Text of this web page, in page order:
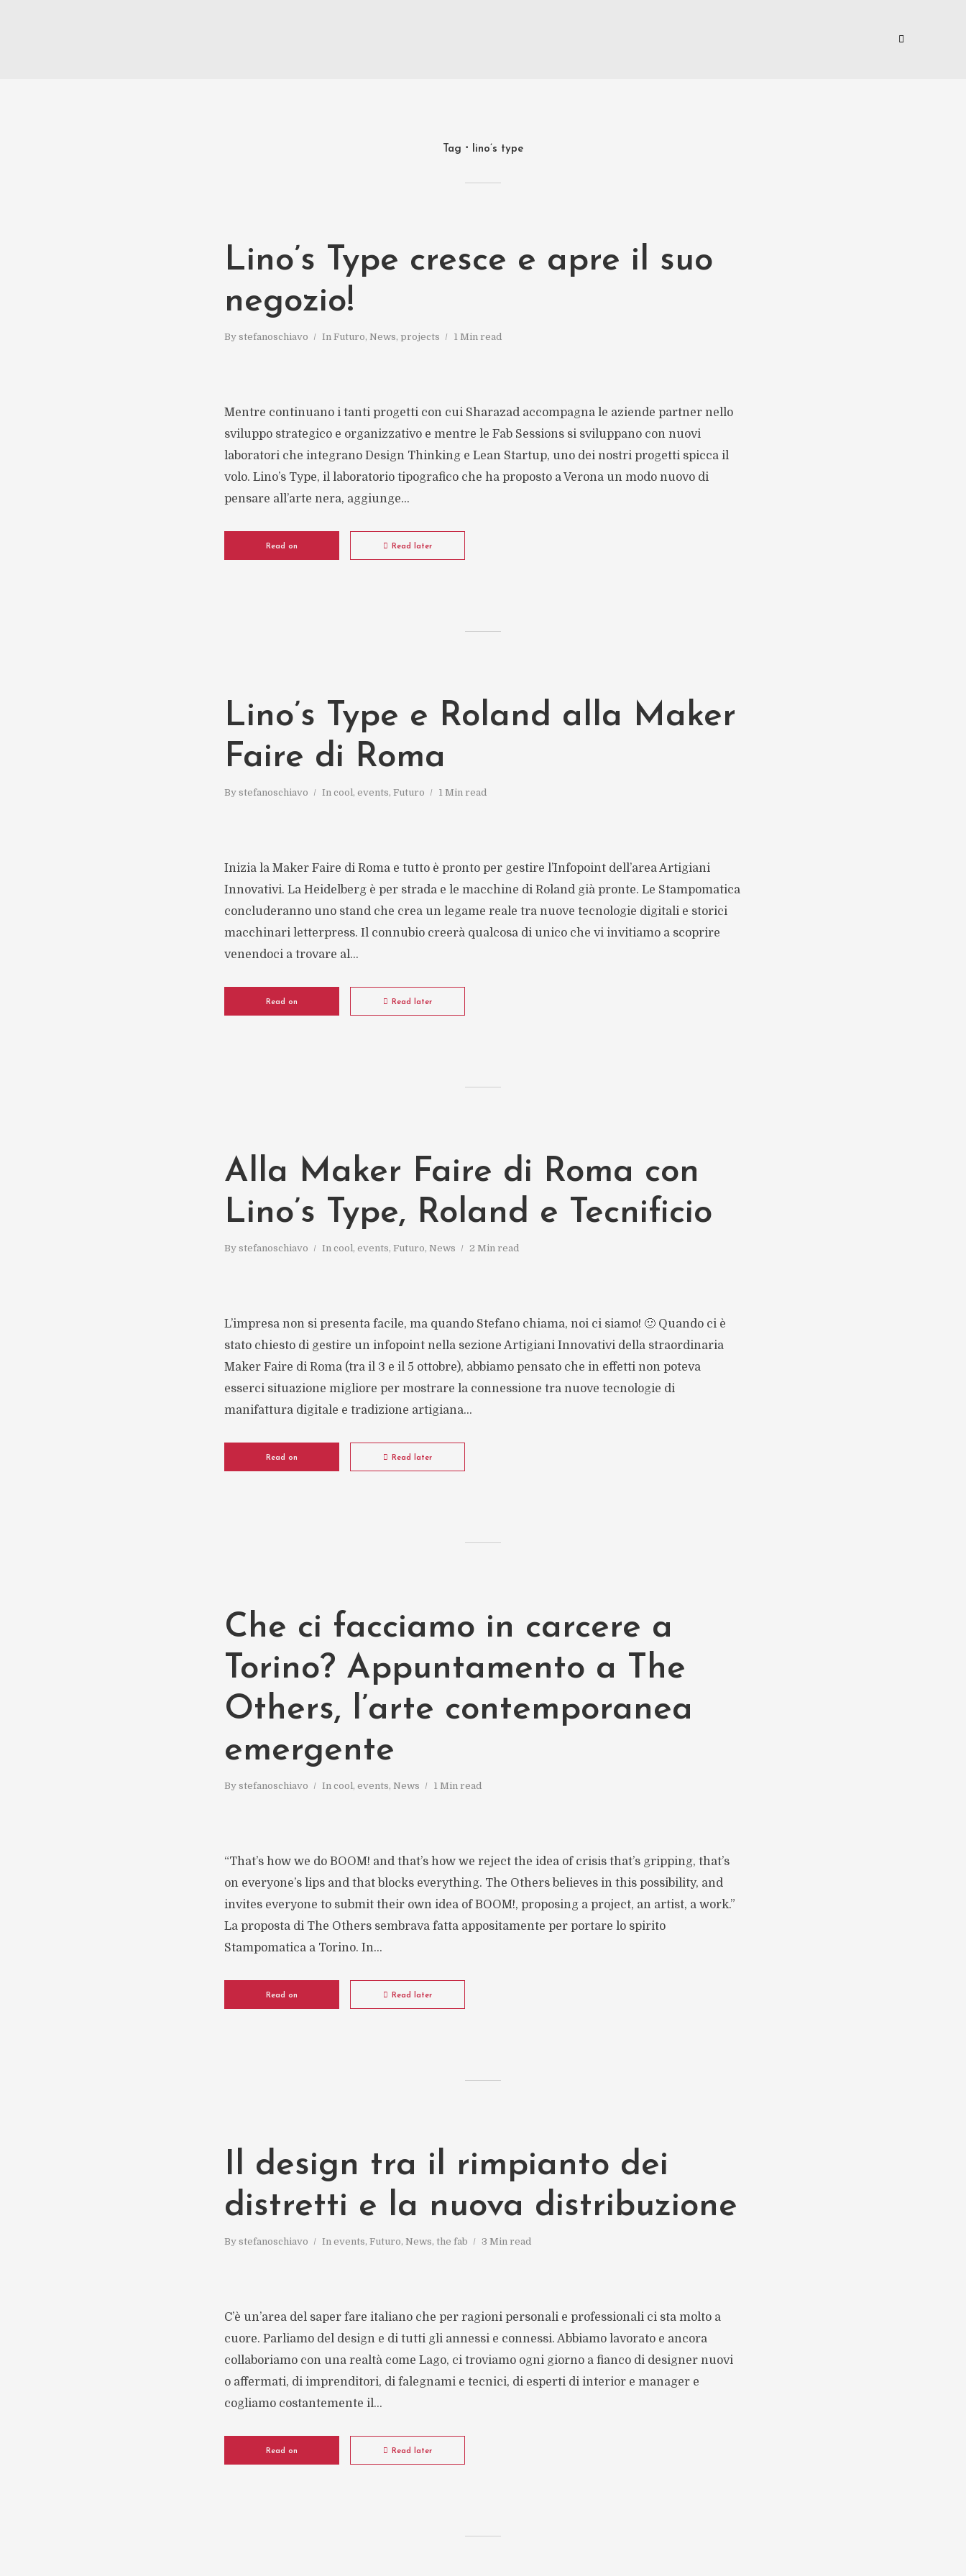
Tag lino’s type
Lino’s Type cresce e apre il suo
negozio!
By stefanoschiavo In Futuro, News, projects 1 Min read
Mentre continuano i tanti progetti con cui Sharazad accompagna le aziende partner nello
sviluppo strategico e organizzativo e mentre le Fab Sessions si sviluppano con nuovi
laboratori che integrano Design Thinking e Lean Startup, uno dei nostri progetti spicca il
volo. Lino’s Type, il laboratorio tipografico che ha proposto a Verona un modo nuovo di
pensare all’arte nera, aggiunge...
Read on Read later
Lino’s Type e Roland alla Maker
Faire di Roma
By stefanoschiavo In cool, events, Futuro 1 Min read
Inizia la Maker Faire di Roma e tutto è pronto per gestire l’Infopoint dell’area Artigiani
Innovativi. La Heidelberg è per strada e le macchine di Roland già pronte. Le Stampomatica
concluderanno uno stand che crea un legame reale tra nuove tecnologie digitali e storici
macchinari letterpress. Il connubio creerà qualcosa di unico che vi invitiamo a scoprire
venendoci a trovare al...
Read on Read later
Alla Maker Faire di Roma con
Lino’s Type, Roland e Tecnificio
By stefanoschiavo In cool, events, Futuro, News 2 Min read
L’impresa non si presenta facile, ma quando Stefano chiama, noi ci siamo! 🙂 Quando ci è
stato chiesto di gestire un infopoint nella sezione Artigiani Innovativi della straordinaria
Maker Faire di Roma (tra il 3 e il 5 ottobre), abbiamo pensato che in effetti non poteva
esserci situazione migliore per mostrare la connessione tra nuove tecnologie di
manifattura digitale e tradizione artigiana...
Read on Read later
Che ci facciamo in carcere a
Torino? Appuntamento a The
Others, l’arte contemporanea
emergente
By stefanoschiavo In cool, events, News 1 Min read
“That’s how we do BOOM! and that’s how we reject the idea of crisis that’s gripping, that’s
on everyone’s lips and that blocks everything. The Others believes in this possibility, and
invites everyone to submit their own idea of BOOM!, proposing a project, an artist, a work.”
La proposta di The Others sembrava fatta appositamente per portare lo spirito
Stampomatica a Torino. In...
Read on Read later
Il design tra il rimpianto dei
distretti e la nuova distribuzione
By stefanoschiavo In events, Futuro, News, the fab 3 Min read
C’è un’area del saper fare italiano che per ragioni personali e professionali ci sta molto a
cuore. Parliamo del design e di tutti gli annessi e connessi. Abbiamo lavorato e ancora
collaboriamo con una realtà come Lago, ci troviamo ogni giorno a fianco di designer nuovi
o affermati, di imprenditori, di falegnami e tecnici, di esperti di interior e manager e
cogliamo costantemente il...
Read on Read later